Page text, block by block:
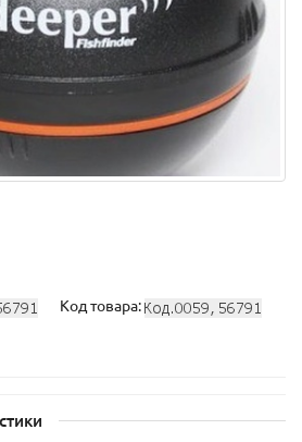
Код товара: